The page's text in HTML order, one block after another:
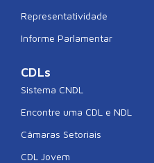
Representatividade
Informe Parlamentar
CDLs
Sistema CNDL
Encontre uma CDL e NDL
Câmaras Setoriais
CDL Jovem